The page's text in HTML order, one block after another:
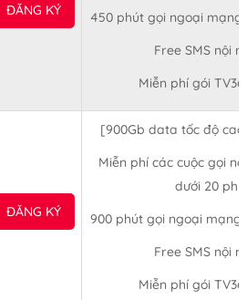
ĐĂNG KÝ
450 phút gọi ngoại
Free SMS nội
Miễn phí gói
ĐĂNG KÝ
[900Gb data tốc độ
Miễn phí các cuộc gọi
dưới 20
900 phút gọi ngoại
Free SMS nội
Miễn phí gói